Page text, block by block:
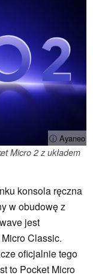
ⓘ Ayaneo
Micro 2 z układem
konsola ręczna
w obudowę z
jest
Classic.
oficjalnie tego
to Pocket Micro